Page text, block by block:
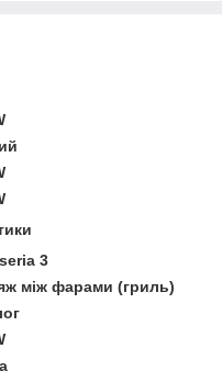
3
між фарами (гриль)